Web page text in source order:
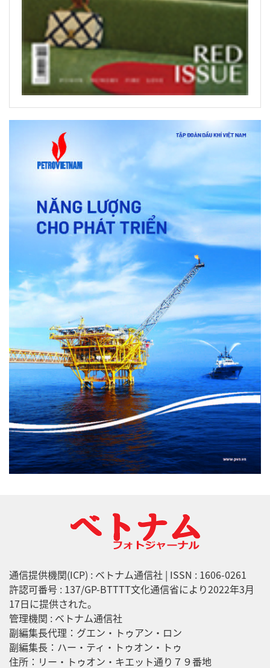
通信提供機関(ICP) : ベトナム通信社 | ISSN : 1606-0261
許認可番号 : 137/GP-BTTTT文化通信省により2022年3月
17日に提供された。
管理機関 : ベトナム通信社
副編集長代理：グエン・トゥアン・ロン
副編集長：ハー・ティ・トゥオン・トゥ
住所：リー・トゥオン・キエット通り７９番地